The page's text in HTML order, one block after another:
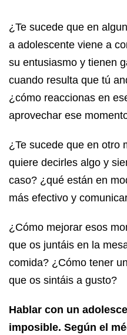
¿Te sucede que en
a adolescente viene a
su entusiasmo y tienen
cuando resulta que tú
¿cómo reaccionas en
aprovechar ese
¿Te sucede que en otro
quiere decirles algo y
caso? ¿qué están en
más efectivo y
¿Cómo mejorar esos
que os juntáis en la
comida? ¿Cómo tener
que os sintáis a gusto?
Hablar con un
imposible. Según el